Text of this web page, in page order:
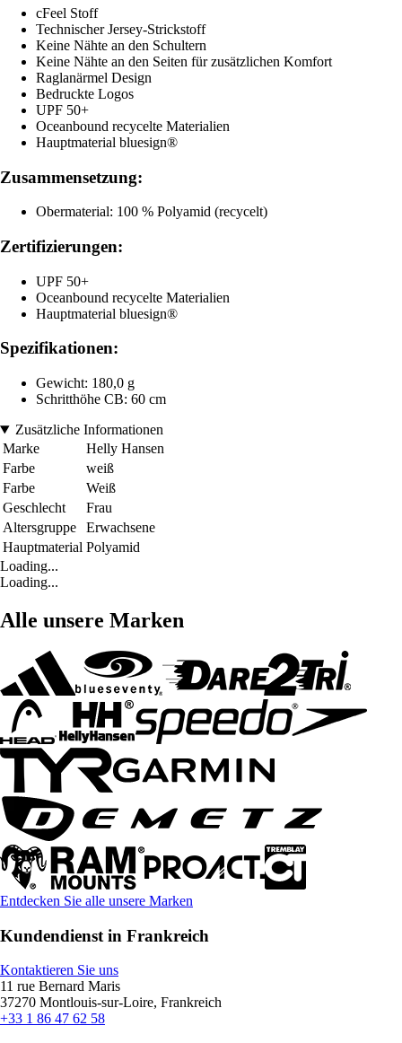
cFeel Stoff
Technischer Jersey-Strickstoff
Keine Nähte an den Schultern
Keine Nähte an den Seiten für zusätzlichen Komfort
Raglanärmel Design
Bedruckte Logos
UPF 50+
Oceanbound recycelte Materialien
Hauptmaterial bluesign®
Zusammensetzung:
Obermaterial: 100 % Polyamid (recycelt)
Zertifizierungen:
UPF 50+
Oceanbound recycelte Materialien
Hauptmaterial bluesign®
Spezifikationen:
Gewicht: 180,0 g
Schritthöhe CB: 60 cm
Zusätzliche Informationen
Marke
Helly Hansen
Farbe
weiß
Farbe
Weiß
Geschlecht
Frau
Altersgruppe
Erwachsene
Hauptmaterial Polyamid
Loading...
Loading...
Alle unsere Marken
Entdecken Sie alle unsere Marken
Kundendienst in Frankreich
Kontaktieren Sie uns
11 rue Bernard Maris
37270 Montlouis-sur-Loire, Frankreich
+33 1 86 47 62 58